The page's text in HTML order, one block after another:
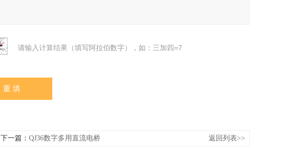
请输入计算结果（填写阿拉伯数字），如：三加四=7
下一篇： QJ36数字多用直流电桥 返回列表>>